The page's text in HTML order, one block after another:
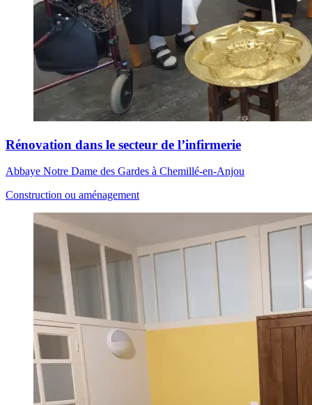
Rénovation dans le secteur de l’infirmerie
Abbaye Notre Dame des Gardes à Chemillé-en-Anjou
Construction ou aménagement